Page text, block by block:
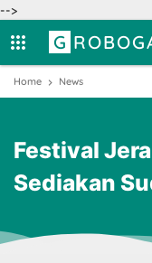
-->
Home News
Festival
Sediakan